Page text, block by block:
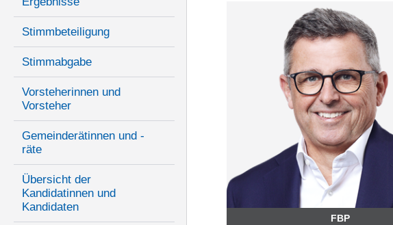
Stimmbeteiligung
Stimmabgabe
Vorsteherinnen und
Vorsteher
Gemeinderätinnen und -
räte
Übersicht der
Kandidatinnen und
Kandidaten
FBP